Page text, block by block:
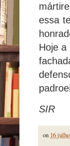
essa
Hoje
SIR
on 16 julho